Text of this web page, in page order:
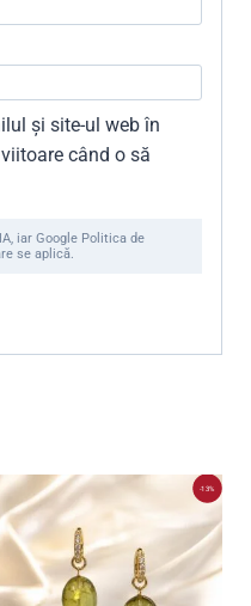
și site-ul web în
când o să
iar Google Politica de
se aplică.
-13%